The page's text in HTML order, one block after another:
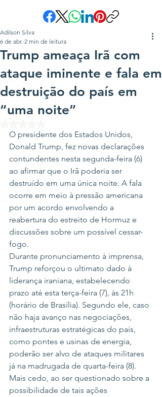
Trump ameaça Irã com
ataque iminente e fala em
destruição do país em
“uma noite”
Adilson Silva
6 de abr. 2 min de leitura
O presidente dos Estados Unidos,
Donald Trump, fez novas declarações
contundentes nesta segunda-feira (6)
ao afirmar que o Irã poderia ser
destruído em uma única noite. A fala
ocorre em meio à pressão americana
por um acordo envolvendo a
reabertura do estreito de Hormuz e
discussões sobre um possível cessar-
fogo.
Durante pronunciamento à imprensa,
Trump reforçou o ultimato dado à
liderança iraniana, estabelecendo
prazo até esta terça-feira (7), às 21h
(horário de Brasília). Segundo ele, caso
não haja avanço nas negociações,
infraestruturas estratégicas do país,
como pontes e usinas de energia,
poderão ser alvo de ataques militares
já na madrugada de quarta-feira (8).
Mais cedo, ao ser questionado sobre a
possibilidade de tais ações